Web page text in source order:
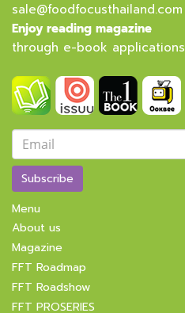
sale@foodfocusthailand.com
Enjoy reading magazine
through e-book applications
Subscribe
Menu
About us
Magazine
FFT Roadmap
FFT Roadshow
FFT PROSERIES